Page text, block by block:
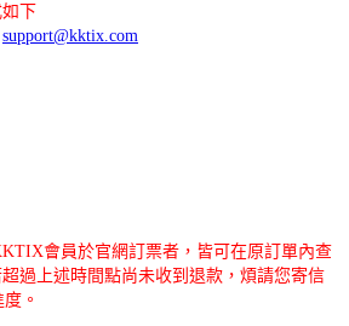
如下
support@kktix.com
會員於官網訂票者，皆可在原訂單內查
過上述時間點尚未收到退款，煩請您寄信
。